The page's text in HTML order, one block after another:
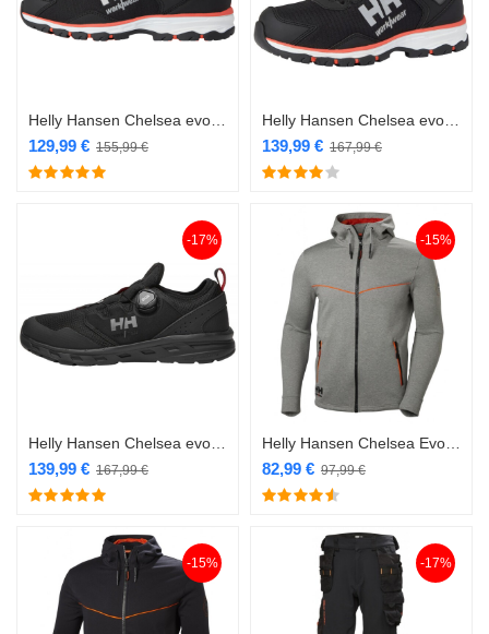
155,99€
129,99 € 167,99€
139,99 €
-17%
167,99€
139,99 €
-15%
97,99€
82,99 €
-15% -17%